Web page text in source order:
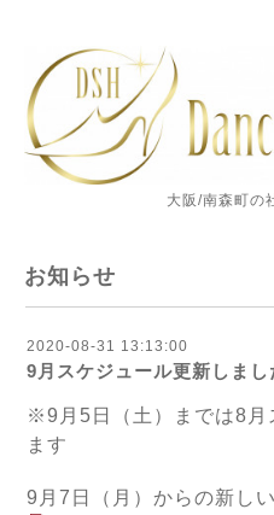
大阪/南森町の
お知らせ
2020-08-31 13:13:00
9月スケジュール更新しまし
※9月5日（土）までは8月
ます
9月7日（月）からの新し